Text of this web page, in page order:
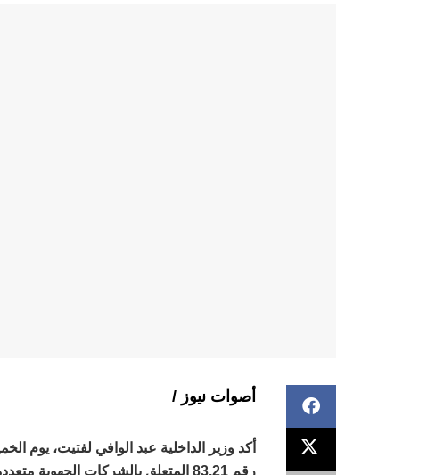
أصوات نيوز /
رقم 83.21 المتعلق بالشركات